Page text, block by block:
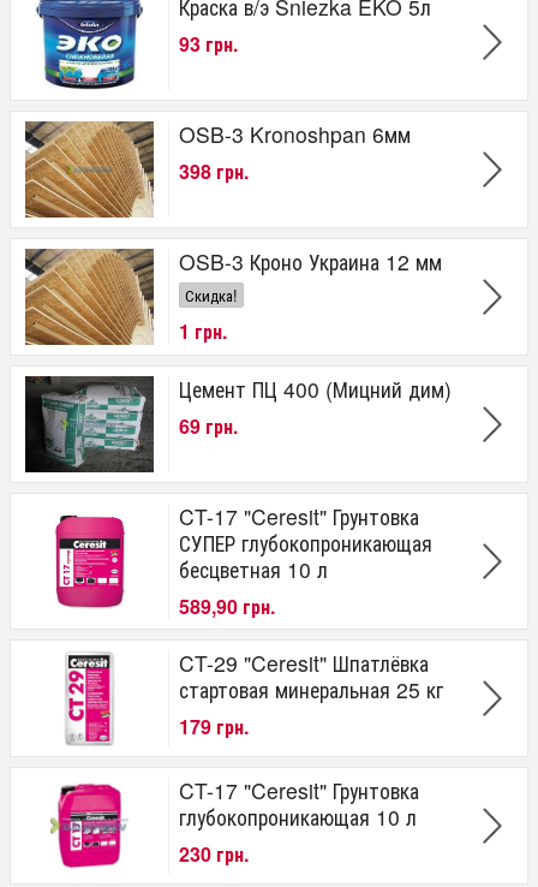
Краска в/э Sniezka EKO 5л
93 грн.
OSB-3 Kronoshpan 6мм
398 грн.
OSB-3 Кроно Украина 12 мм
Скидка!
1 грн.
Цемент ПЦ 400 (Мицний дим)
69 грн.
CT-17 "Ceresit" Грунтовка
СУПЕР глубокопроникающая
бесцветная 10 л
589,90 грн.
CT-29 "Ceresit" Шпатлёвка
стартовая минеральная 25 кг
179 грн.
CT-17 "Ceresit" Грунтовка
глубокопроникающая 10 л
230 грн.